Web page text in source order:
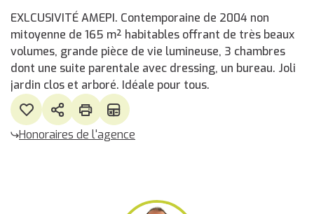
EXLCUSIVITÉ AMEPI. Contemporaine de 2004 non
mitoyenne de 165 m² habitables offrant de très beaux
volumes, grande pièce de vie lumineuse, 3 chambres
dont une suite parentale avec dressing, un bureau. Joli
jardin clos et arboré. Idéale pour tous.
Honoraires de l'agence